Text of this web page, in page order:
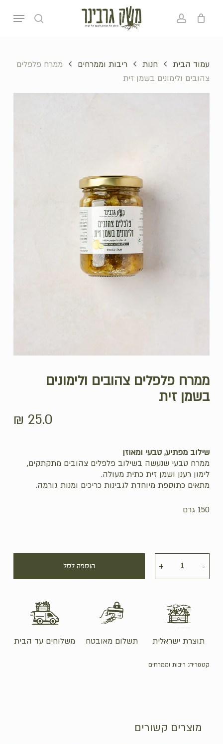
search account
Menu
סל קניות סגירה
עמוד הבית חנות ריבות וממרחים
ממרח פלפלים
צהובים ולימונים בשמן זית
ממרח פלפלים צהובים ולימונים
בשמן זית
₪ 25.0
שילוב מפתיע, טבעי ומאוזן
ממרח טבעי שנעשה בשילוב פלפלים צהובים מתקתקים,
לימון רענן ושמן זית כתית מעולה.
מתאים כתוספת מיוחדת לגבינות כריכים ומנות גורמה.
150 גרם
הוספה לסל
משלוחים עד הבית תשלום מאובטח תוצרת ישראלית
קטגוריה: ריבות וממרחים
מוצרים קשורים